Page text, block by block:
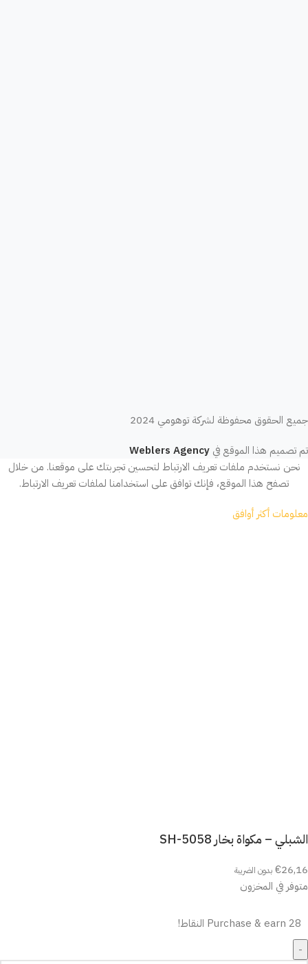
جميع الحقوق محفوظة لشركة توهومي 2024
تم تصميم هذا الموقع في Weblers Agency
نحن نستخدم ملفات تعريف الارتباط لتحسين تجربتك على موقعنا. من خلال
تصفح هذا الموقع، فإنك توافق على استخدامنا لملفات تعريف الارتباط.
معلومات أكثر أوافق
الشبلي – مكواة بخار SH-5058
€26,16 بدون الضريبة
متوفر في المخزون
Purchase & earn 28 النقاط!